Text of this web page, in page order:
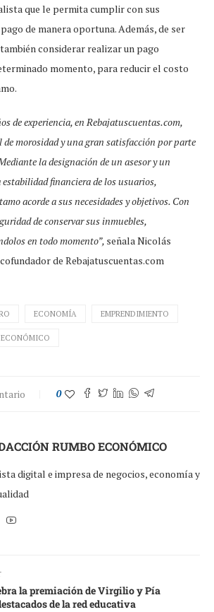
que le permita cumplir con sus
de manera oportuna. Además, de ser
considerar realizar un pago
momento, para reducir el costo
de experiencia, en Rebajatuscuentas.com,
de morosidad y una gran satisfacción por parte
la designación de un asesor y un
estabilidad financiera de los usuarios,
acorde a sus necesidades y objetivos. Con
de conservar sus inmuebles,
en todo momento”, señala Nicolás
de Rebajatuscuentas.com
ECONOMÍA EMPRENDIMIENTO
0
RUMBO ECONÓMICO
digital e impresa de negocios, economía y
la premiación de Virgilio y Pía
de la red educativa